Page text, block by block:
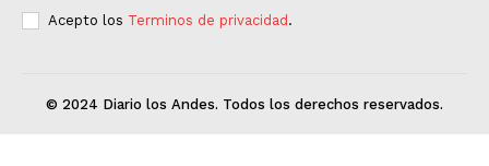
Acepto los Terminos de privacidad.
© 2024 Diario los Andes. Todos los derechos reservados.